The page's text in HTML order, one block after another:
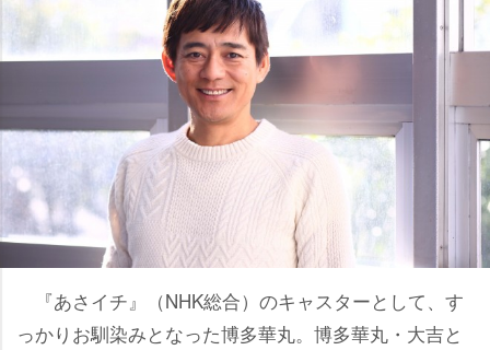
『あさイチ』（NHK総合）のキャスターとして、す
っかりお馴染みとなった博多華丸。博多華丸・大吉と